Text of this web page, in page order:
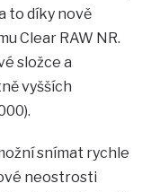
to díky nově
Clear RAW NR.
složce a
vyšších
snímat rychle
neostrosti